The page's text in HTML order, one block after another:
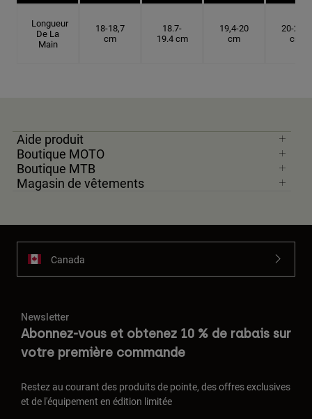
Longueur
De La
Main
18-18,7
cm
18.7-
19.4 cm
19,4-20
cm
20-20,6
cm
Aide produit
Boutique MOTO
Boutique MTB
Magasin de vêtements
Canada
Newsletter
Abonnez-vous et obtenez 10 % de rabais sur
votre première commande
Restez au courant des produits de pointe, des offres exclusives
et de l'équipement en édition limitée